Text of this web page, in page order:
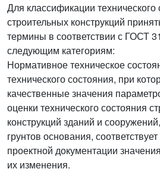
Для классификации технического
строительных конструкций
термины в соответствии с ГОСТ
следующим категориям:
Нормативное техническое
технического состояния, при
качественные значения
оценки технического состояния
конструкций зданий и
грунтов основания,
проектной документации
их изменения.